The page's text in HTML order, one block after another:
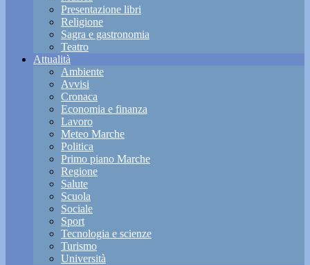
Presentazione libri
Religione
Sagra e gastronomia
Teatro
Attualità
Ambiente
Avvisi
Cronaca
Economia e finanza
Lavoro
Meteo Marche
Politica
Primo piano Marche
Regione
Salute
Scuola
Sociale
Sport
Tecnologia e scienze
Turismo
Università